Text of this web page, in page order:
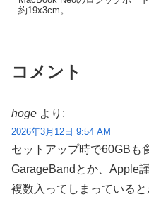
約19x3cm。
コメント
hoge より:
2026年3月12日 9:54 AM
セットアップ時で60GBも
GarageBandとか、Apple
複数入ってしまっていると